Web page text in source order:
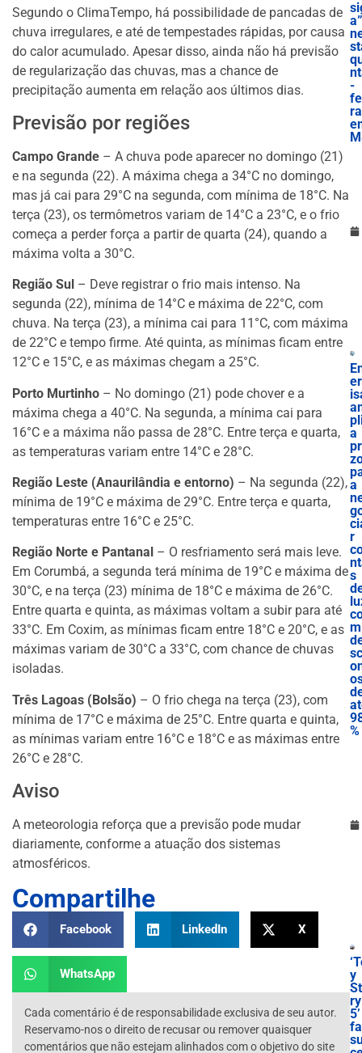
Segundo o ClimaTempo, há possibilidade de pancadas de
chuva irregulares, e até de tempestades rápidas, por causa
do calor acumulado. Apesar disso, ainda não há previsão
de regularização das chuvas, mas a chance de
precipitação aumenta em relação aos últimos dias.
Previsão por regiões
Campo Grande – A chuva pode aparecer no domingo (21)
e na segunda (22). A máxima chega a 34°C no domingo,
mas já cai para 29°C na segunda, com mínima de 18°C. Na
terça (23), os termômetros variam de 14°C a 23°C, e o frio
começa a perder força a partir de quarta (24), quando a
máxima volta a 30°C.
Região Sul – Deve registrar o frio mais intenso. Na
segunda (22), mínima de 14°C e máxima de 22°C, com
chuva. Na terça (23), a mínima cai para 11°C, com máxima
de 22°C e tempo firme. Até quinta, as mínimas ficam entre
12°C e 15°C, e as máximas chegam a 25°C.
Porto Murtinho – No domingo (21) pode chover e a
máxima chega a 40°C. Na segunda, a mínima cai para
16°C e a máxima não passa de 28°C. Entre terça e quarta,
as temperaturas variam entre 14°C e 28°C.
Região Leste (Anaurilândia e entorno) – Na segunda (22),
mínima de 19°C e máxima de 29°C. Entre terça e quarta,
temperaturas entre 16°C e 25°C.
Região Norte e Pantanal – O resfriamento será mais leve.
Em Corumbá, a segunda terá mínima de 19°C e máxima de
30°C, e na terça (23) mínima de 18°C e máxima de 26°C.
Entre quarta e quinta, as máximas voltam a subir para até
33°C. Em Coxim, as mínimas ficam entre 18°C e 20°C, e as
máximas variam de 30°C a 33°C, com chance de chuvas
isoladas.
Três Lagoas (Bolsão) – O frio chega na terça (23), com
mínima de 17°C e máxima de 25°C. Entre quarta e quinta,
as mínimas variam entre 16°C e 18°C e as máximas entre
26°C e 28°C.
Aviso
A meteorologia reforça que a previsão pode mudar
diariamente, conforme a atuação dos sistemas
atmosféricos.
Compartilhe
Facebook LinkedIn X
WhatsApp
Cada comentário é de responsabilidade exclusiva de seu autor.
Reservamo-nos o direito de recusar ou remover quaisquer
comentários que não estejam alinhados com o objetivo do site
a”
-
ra
a
a
r
s
m
sc
%
y
ry
5’